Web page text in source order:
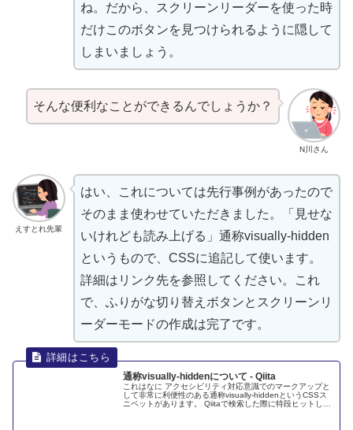
ね。だから、スクリーンリーダーを使った時
だけこのボタンを 見つけられるように隠して
しまいましょう。
N川さん
そんな便利 なことができるんでしょうか？
えすとれ先輩
はい、これについては先行事例 があったので
そのまま 使わせていただきました。「 見せな
いけれども読み 上げる」 通称visually-hidden
というもので、CSSに追記して使います。
詳細はリンク 先を参照 してください。これ
で、ふりがな切 り 替えボタンとスクリーンリ
ーダーモードの作成は完了です。
通称visually-hiddenについて - Qiita
これはなに アクセシビリティ対応意識でのマークアップと
して非常に利便性のある通称visually-hiddenというCSSス
ニペットがあります。 Qiitaで検索した際に特段ヒットしな